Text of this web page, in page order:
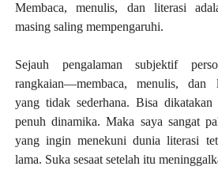
Membaca, menulis, dan literasi
masing saling mempengaruhi.
Sejauh pengalaman subjektif
rangkaian—membaca, menulis,
yang tidak sederhana. Bisa dikatakan
penuh dinamika. Maka saya sangat
yang ingin menekuni dunia literasi
lama. Suka sesaat setelah itu